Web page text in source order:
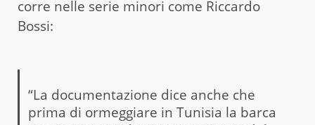
corre nelle serie minori come Riccardo
Bossi:
“La documentazione dice anche che
prima di ormeggiare in Tunisia la barca